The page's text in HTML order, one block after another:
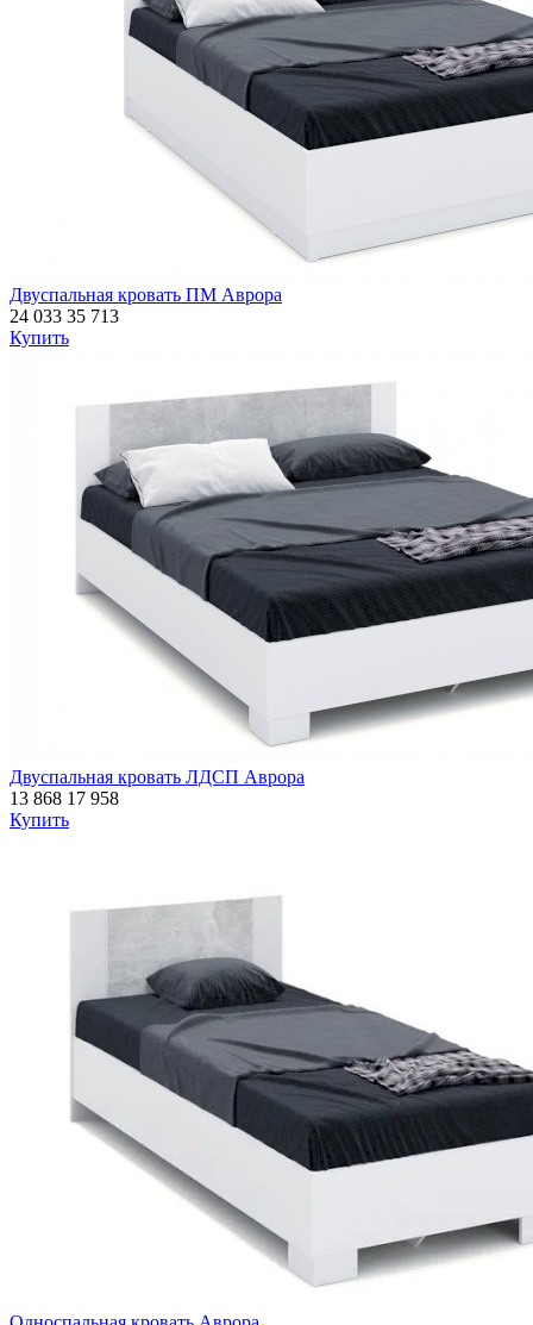
Двуспальная кровать ПМ Аврора
24 033 35 713
Купить
Двуспальная кровать ЛДСП Аврора
13 868 17 958
Купить